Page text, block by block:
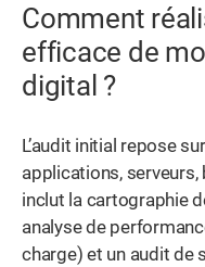
Comment
efficace de
digital ?
L’audit initial repose
applications, serveurs,
inclut la cartographie
analyse de
charge) et un audit de